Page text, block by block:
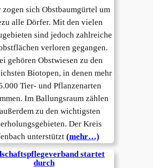
zogen sich Obstbaumgürtel um
alle Dörfer. Mit den vielen
sind jedoch zahlreiche
verloren gegangen.
gehören Obstwiesen zu den
Biotopen, in denen mehr
Tier- und Pflanzenarten
Im Ballungsraum zählen
zu den wichtigsten
Der Kreis
unterstützt (mehr…)
startet
durch